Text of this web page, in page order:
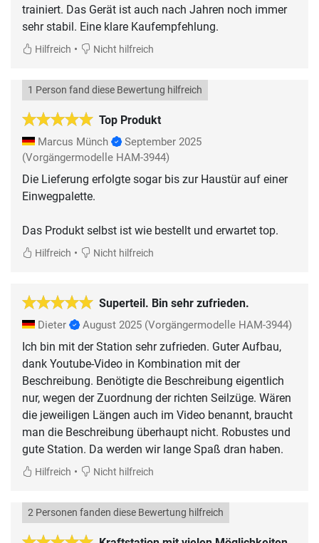
trainiert. Das Gerät ist auch nach Jahren noch immer
sehr stabil. Eine klare Kaufempfehlung.
Hilfreich • Nicht hilfreich
Top Produkt
1 Person fand diese Bewertung hilfreich
Marcus Münch
September 2025
(Vorgängermodelle HAM-3944)
Die Lieferung erfolgte sogar bis zur Haustür auf einer
Einwegpalette.
Das Produkt selbst ist wie bestellt und erwartet top.
Hilfreich • Nicht hilfreich
Superteil. Bin sehr zufrieden.
Dieter August 2025 (Vorgängermodelle HAM-3944)
Ich bin mit der Station sehr zufrieden. Guter Aufbau,
dank Youtube-Video in Kombination mit der
Beschreibung. Benötigte die Beschreibung eigentlich
nur, wegen der Zuordnung der richten Seilzüge. Wären
die jeweiligen Längen auch im Video benannt, braucht
man die Beschreibung überhaupt nicht. Robustes und
gute Station. Da werden wir lange Spaß dran haben.
Hilfreich • Nicht hilfreich
2 Personen fanden diese Bewertung hilfreich